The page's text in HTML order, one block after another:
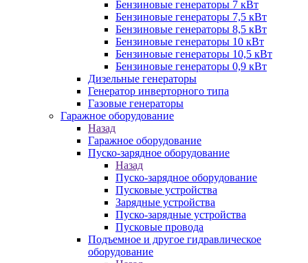
Бензиновые генераторы 7 кВт
Бензиновые генераторы 7,5 кВт
Бензиновые генераторы 8,5 кВт
Бензиновые генераторы 10 кВт
Бензиновые генераторы 10,5 кВт
Бензиновые генераторы 0,9 кВт
Дизельные генераторы
Генератор инверторного типа
Газовые генераторы
Гаражное оборудование
Назад
Гаражное оборудование
Пуско-зарядное оборудование
Назад
Пуско-зарядное оборудование
Пусковые устройства
Зарядные устройства
Пуско-зарядные устройства
Пусковые провода
Подъемное и другое гидравлическое
оборудование